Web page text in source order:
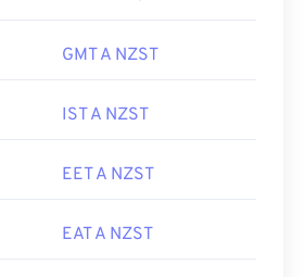
GMT A NZST
IST A NZST
EET A NZST
EAT A NZST